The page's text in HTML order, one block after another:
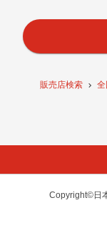
販売店検索 全
Copyright©日